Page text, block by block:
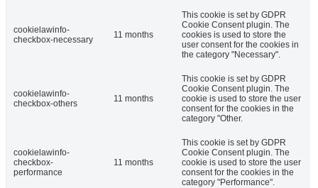
cookielawinfo-
checkbox-necessary
11 months
This cookie is set by GDPR
Cookie Consent plugin. The
cookies is used to store the
user consent for the cookies in
the category "Necessary".
cookielawinfo-
checkbox-others
11 months
This cookie is set by GDPR
Cookie Consent plugin. The
cookie is used to store the user
consent for the cookies in the
category "Other.
cookielawinfo-
checkbox-
performance
11 months
This cookie is set by GDPR
Cookie Consent plugin. The
cookie is used to store the user
consent for the cookies in the
category "Performance".